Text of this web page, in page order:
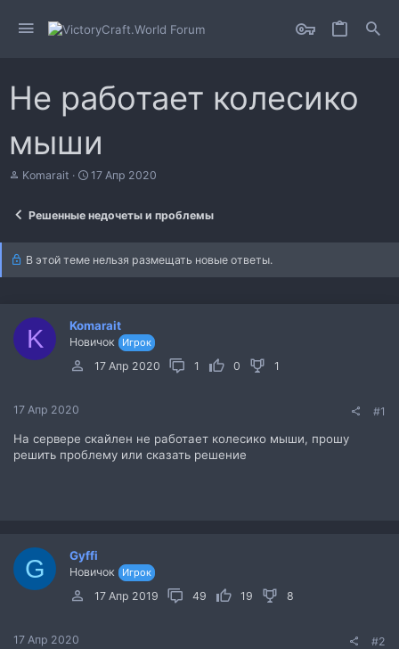
Не работает колесико
мыши
А
е
м
Komarait
Д
а
ч
а
17 Апр 2020
Решенные недочеты и проблемы
В этой теме нельзя размещать новые ответы.
K Komarait
Новичок Игрок
17 Апр 2020 1 0 1
17 Апр 2020 #1
На сервере скайлен не работает колесико мыши, прошу
решить проблему или сказать решение
G Gyffi
Новичок Игрок
17 Апр 2019 49 19 8
17 Апр 2020 #2